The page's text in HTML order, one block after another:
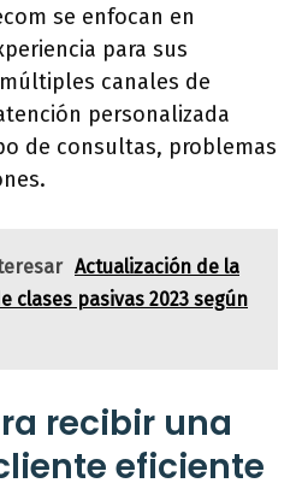
se enfocan en
para sus
canales de
personalizada
de consultas, problemas
Actualización de la
clases pasivas 2023 según
recibir una
eficiente